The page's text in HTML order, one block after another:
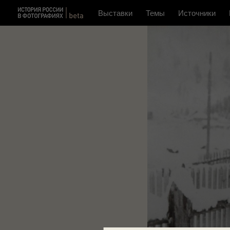
Выставки Темы Источники